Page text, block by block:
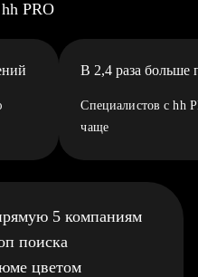
PRO
В 2,4 раза больше
Специалистов с hh
чаще
5 компаниям
поиска
цветом